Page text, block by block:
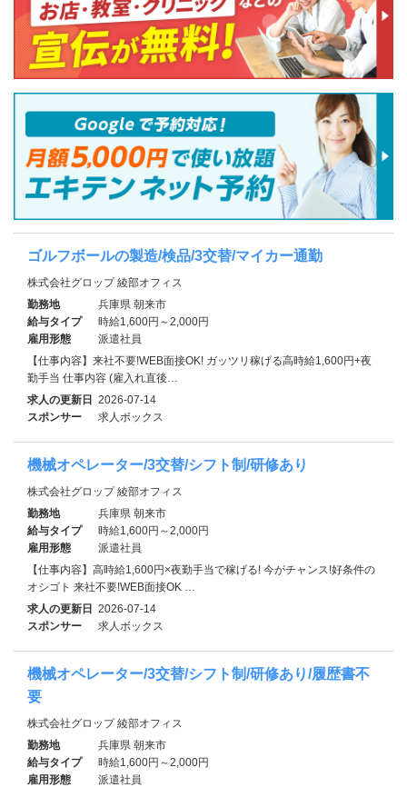
ゴルフボールの製造/検品/3交替/マイカー通勤
株式会社グロップ 綾部オフィス
勤務地
兵庫県 朝来市
給与タイプ
時給1,600円～2,000円
雇用形態
派遣社員
【仕事内容】来社不要!WEB面接OK! ガッツリ稼げる高時給1,600円+夜
勤手当 仕事内容 (雇入れ直後…
求人の更新日 2026-07-14
スポンサー
求人ボックス
機械オペレーター/3交替/シフト制/研修あり
株式会社グロップ 綾部オフィス
勤務地
兵庫県 朝来市
給与タイプ
時給1,600円～2,000円
雇用形態
派遣社員
【仕事内容】高時給1,600円×夜勤手当で稼げる! 今がチャンス!好条件の
オシゴト 来社不要!WEB面接OK …
求人の更新日 2026-07-14
スポンサー
求人ボックス
機械オペレーター/3交替/シフト制/研修あり/履歴書不
要
株式会社グロップ 綾部オフィス
勤務地
兵庫県 朝来市
給与タイプ
時給1,600円～2,000円
雇用形態
派遣社員